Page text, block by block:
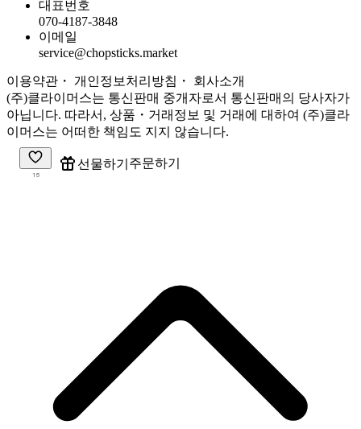
대표번호
070-4187-3848
이메일
service@chopsticks.market
이용약관 ・ 개인정보처리방침 ・ 회사소개
(주)클라이머스는 통신판매 중개자로서 통신판매의 당사자가
아닙니다. 따라서, 상품・거래정보 및 거래에 대하여 (주)클라
이머스는 어떠한 책임도 지지 않습니다.
15
선물하기 주문하기